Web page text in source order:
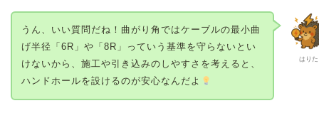
はりた
うん、いい質問だね！曲がり角ではケーブルの最小曲
げ半径「6R」や「8R」っていう基準を守らないとい
けないから、施工や引き込みのしやすさを考えると、
ハンドホールを設けるのが安心なんだよ